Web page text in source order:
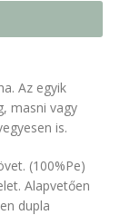
Az egyik
masni vagy
is.
(100%Pe)
Alapvetően
dupla